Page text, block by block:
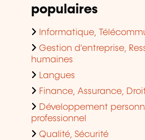
populaires
Informatique,
Gestion d'entreprise,
humaines
Langues
Finance, Assurance,
Développement
professionnel
Qualité, Sécurité